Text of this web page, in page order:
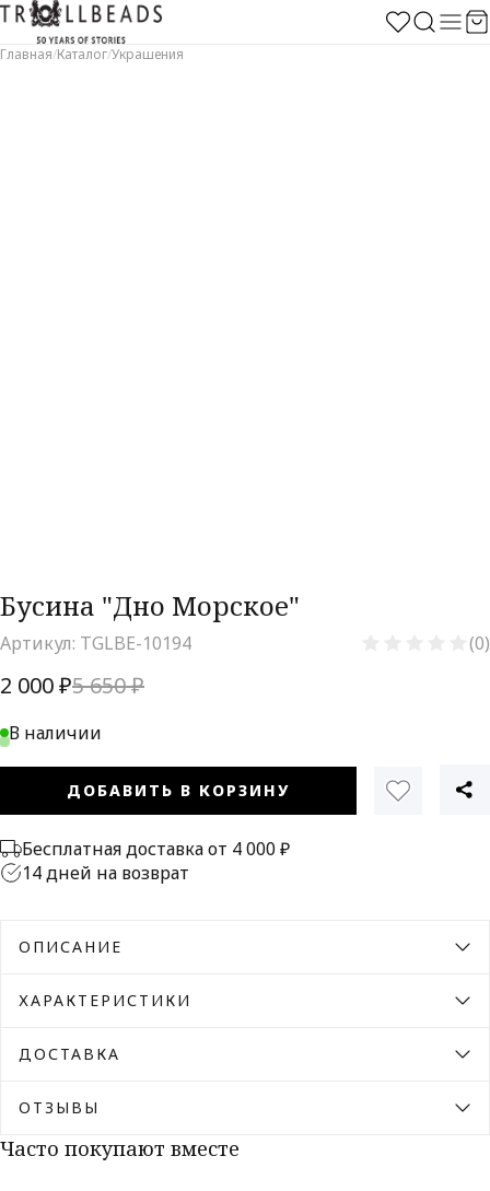
Главная/Каталог/Украшения
Бусина "Дно Морское"
Артикул: TGLBE-10194 (0)
2 000 ₽5 650 ₽
В наличии
ДОБАВИТЬ В КОРЗИНУ
Бесплатная доставка от 4 000 ₽
14 дней на возврат
ОПИСАНИЕ
ХАРАКТЕРИСТИКИ
ДОСТАВКА
ОТЗЫВЫ
Часто покупают вместе